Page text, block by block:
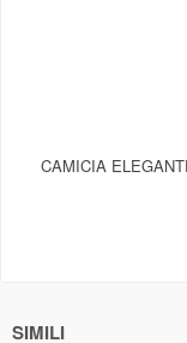
CAMICIA
SIMILI